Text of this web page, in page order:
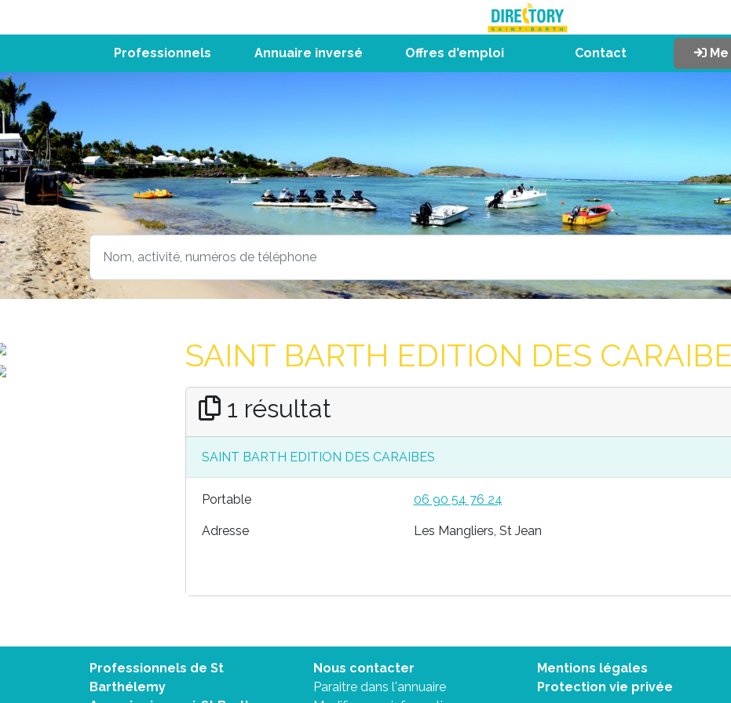
Professionnels Annuaire inversé Offres d'emploi Contact Me
SAINT BARTH EDITION DES
1 résultat
SAINT BARTH EDITION DES CARAIBES
Portable 06 90 54 76 24
Adresse Les Mangliers, St Jean
Professionnels de St
Barthélemy
Nous contacter
Paraitre dans l'annuaire
Mentions légales
Protection vie privée